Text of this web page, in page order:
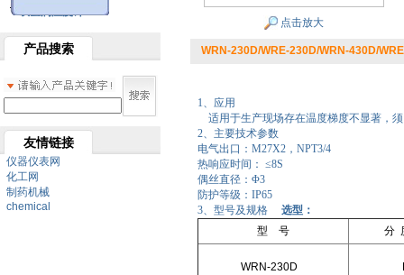
双金属温度计
产品搜索
友情链接
仪器仪表网
化工网
制药机械
chemical
点击放大
WRN-230D/WRE-230D/WRN-430D/
1、应用
适用于生产现场存在温度梯度不显著，
2、主要技术参数
电气出口：M27X2，NPT3/4
热响应时间： ≤8S
偶丝直径：Φ3
防护等级：IP65
3、型号及规格 选型：
型 号
分
WRN-230D